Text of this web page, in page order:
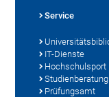
Service
IT-Dienste
Hochschulsport
Studienberatung
Prüfungsamt